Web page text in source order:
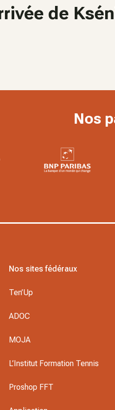
de
Nos
Nos sites fédéraux
Ten’Up
ADOC
MOJA
L’Institut Formation Tennis
Proshop FFT